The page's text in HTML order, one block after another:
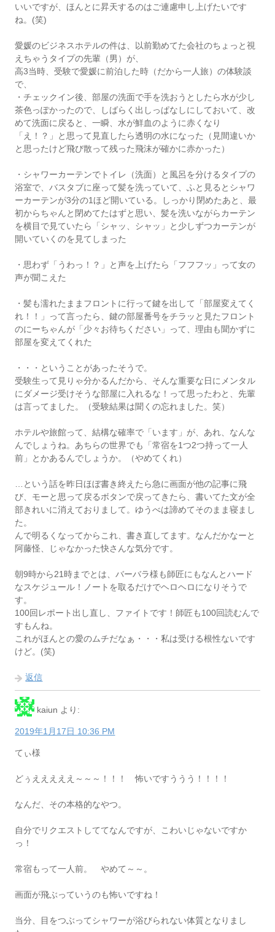
いいですが、ほんとに昇天するのはご連慮申し上げたいです
ね。(笑)
愛媛のビジネスホテルの件は、以前勤めてた会社のちょっと視
えちゃうタイプの先輩（男）が、
高3当時、受験で愛媛に前泊した時（だから一人旅）の体験談
で、
・チェックイン後、部屋の洗面で手を洗おうとしたら水が少し
茶色っぽかったので、しばらく出しっぱなしにしておいて、改
めて洗面に戻ると、一瞬、水が鮮血のように赤くなり
「え！？」と思って見直したら透明の水になった（見間違いか
と思ったけど飛び散って残った飛沫が確かに赤かった）
・シャワーカーテンでトイレ（洗面）と風呂を分けるタイプの
浴室で、バスタブに座って髪を洗っていて、ふと見るとシャワ
ーカーテンが3分の1ほど開いている。しっかり閉めたあと、最
初からちゃんと閉めてたはずと思い、髪を洗いながらカーテン
を横目で見ていたら「シャッ、シャッ」と少しずつカーテンが
開いていくのを見てしまった
・思わず「うわっ！？」と声を上げたら「フフフッ」って女の
声が聞こえた
・髪も濡れたままフロントに行って鍵を出して「部屋変えてく
れ！！」って言ったら、鍵の部屋番号をチラッと見たフロント
のにーちゃんが「少々お待ちください」って、理由も聞かずに
部屋を変えてくれた
・・・ということがあったそうで。
受験生って見りゃ分かるんだから、そんな重要な日にメンタル
にダメージ受けそうな部屋に入れるな！って思ったわと、先輩
は言ってました。（受験結果は聞くの忘れました。笑）
ホテルや旅館って、結構な確率で「います」が、あれ、なんな
んでしょうね。あちらの世界でも「常宿を1つ2つ持って一人
前」とかあるんでしょうか。（やめてくれ）
…という話を昨日ほぼ書き終えたら急に画面が他の記事に飛
び、モーと思って戻るボタンで戻ってきたら、書いてた文が全
部きれいに消えておりまして。ゆうべは諦めてそのまま寝まし
た。
んで明るくなってからこれ、書き直してます。なんだかなーと
阿藤怪、じゃなかった快さんな気分です。
朝9時から21時までとは、バーバラ様も師匠にもなんとハード
なスケジュール！ノートを取るだけでヘロヘロになりそうで
す。
100回レポート出し直し、ファイトです！師匠も100回読むんで
すもんね。
これがほんとの愛のムチだなぁ・・・私は受ける根性ないです
けど。(笑)
返信
kaiun より:
2019年1月17日 10:36 PM
てぃ様
どぅえええええ～～～！！！ 怖いですううう！！！！
なんだ、その本格的なやつ。
自分でリクエストしててなんですが、こわいじゃないですか
っ！
常宿もって一人前。 やめて～～。
画面が飛ぶっていうのも怖いですね！
当分、目をつぶってシャワーが浴びられない体質となりまし